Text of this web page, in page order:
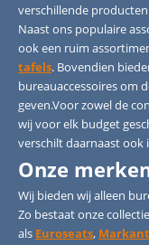
verschillende
Naast ons populaire
ook een ruim
tafels. Bovendien
bureauaccessoires om
geven.Voor zowel de
wij voor elk budget
verschilt daarnaast ook
Onze
Wij bieden wij alleen
Zo bestaat onze
als Euroseats, Markant